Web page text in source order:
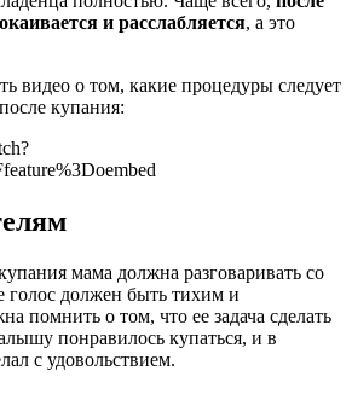
и расслабляется, а это
видео о том, какие процедуры следует
купания:
мама должна разговаривать со
голос должен быть тихим и
помнить о том, что ее задача сделать
понравилось купаться, и в
с удовольствием.